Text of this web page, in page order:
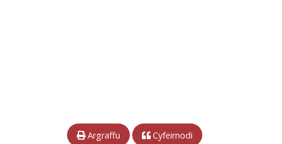
Argraffu Cyfeirnodi